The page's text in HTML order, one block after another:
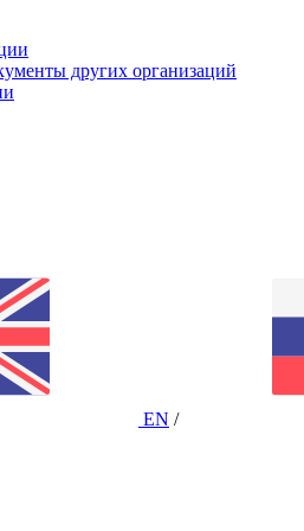
других организаций
EN /